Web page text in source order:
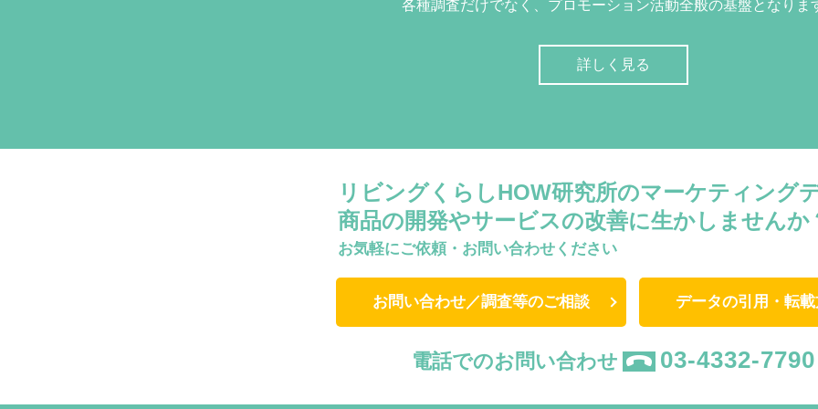
各種調査だけでなく、プロモーション活動全般の基盤となりま
詳しく見る
リビングくらしHOW研究所のマーケティング
商品の開発やサービスの改善に生かしませんか
お気軽にご依頼・お問い合わせください
お問い合わせ／調査等のご相談 データの引用・転
電話でのお問い合わせ 03-4332-7790